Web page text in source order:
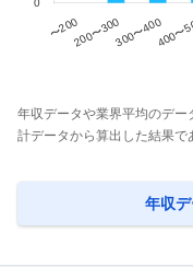
年収データや業界平均のデ
計データから算出した結果で
年収